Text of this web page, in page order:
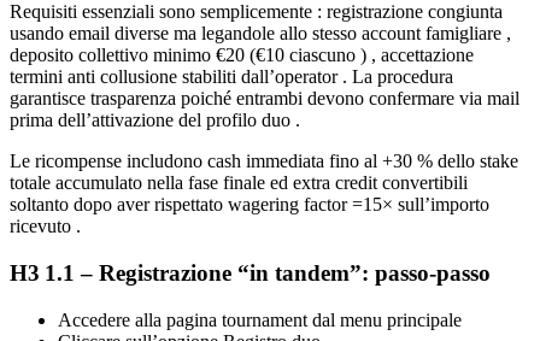
Requisiti essenziali sono semplicemente : registrazione congiunta
usando email diverse ma legandole allo stesso account famigliare ,
deposito collettivo minimo €20 (€10 ciascuno ) , accettazione
termini anti collusione stabiliti dall’operator . La procedura
garantisce trasparenza poiché entrambi devono confermare via mail
prima dell’attivazione del profilo duo .
Le ricompense includono cash immediata fino al +30 % dello stake
totale accumulato nella fase finale ed extra credit convertibili
soltanto dopo aver rispettato wagering factor =15× sull’importo
ricevuto .
H3 1.1 – Registrazione “in tandem”: passo‑passo
Accedere alla pagina tournament dal menu principale